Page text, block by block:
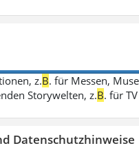
z.B. für Messen,
Storywelten, z.B. für
Datenschutzhinweise